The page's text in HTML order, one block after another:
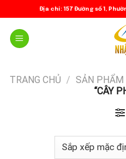
to
content
Địa chỉ: 157 Đường số 1,
TRANG CHỦ / SẢN PHẨM
“CÂY